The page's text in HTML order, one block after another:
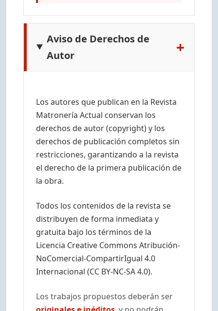
Aviso de Derechos de
Autor
+
Los autores que publican en la Revista
Matronería Actual conservan los
derechos de autor (copyright) y los
derechos de publicación completos sin
restricciones, garantizando a la revista
el derecho de la primera publicación de
la obra.
Todos los contenidos de la revista se
distribuyen de forma inmediata y
gratuita bajo los términos de la
Licencia Creative Commons Atribución-
NoComercial-CompartirIgual 4.0
Internacional (CC BY-NC-SA 4.0).
Los trabajos propuestos deberán ser